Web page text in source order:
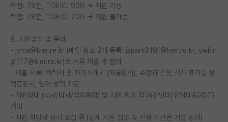
학점: 78점, TOEIC: 900 → 지원 가능
학점: 78점, TOEIC: 700 → 지원 불가능
8. 지원방법 및 문의:
- jyma@kier.re.kr (메일 참조 2개 등록: jspark9191@kier.re.kr, ywkin
g1117@kier.re.kr)로 서류 제출 후 협의
- 제출 서류: 이력서 및 자기소개서 (자유양식), 수강과목 및 석차 표기된 성
적증명서, 영어 성적 자료
- 지원형태 (석사/박사/석박통합) 및 지원 희망 학교(전남대/전남대&GIST)
기입
- 지원 희망자 상시 모집 중 (실제 지원 접수 및 전형 기간은 개별 상의)